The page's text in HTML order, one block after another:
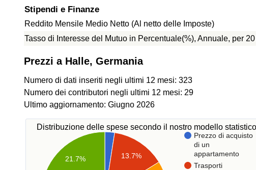
Stipendi e Finanze
Reddito Mensile Medio Netto (Al netto delle Imposte)
Tasso di Interesse del Mutuo in Percentuale(%), Annuale, per
Prezzi a Halle, Germania
Numero di dati inseriti negli ultimi 12 mesi: 323
Numero dei contributori negli ultimi 12 mesi: 29
Ultimo aggiornamento: Giugno 2026
Distribuzione delle spese secondo il nostro modello statistico
Prezzo di acquisto
di un
appartamento
Trasporti
13.7%
21.7%